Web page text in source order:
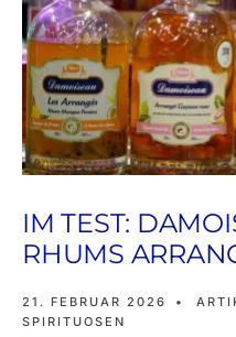
IM TEST:
RHUMS
21. FEBRUAR 2026 •
SPIRITUOSEN